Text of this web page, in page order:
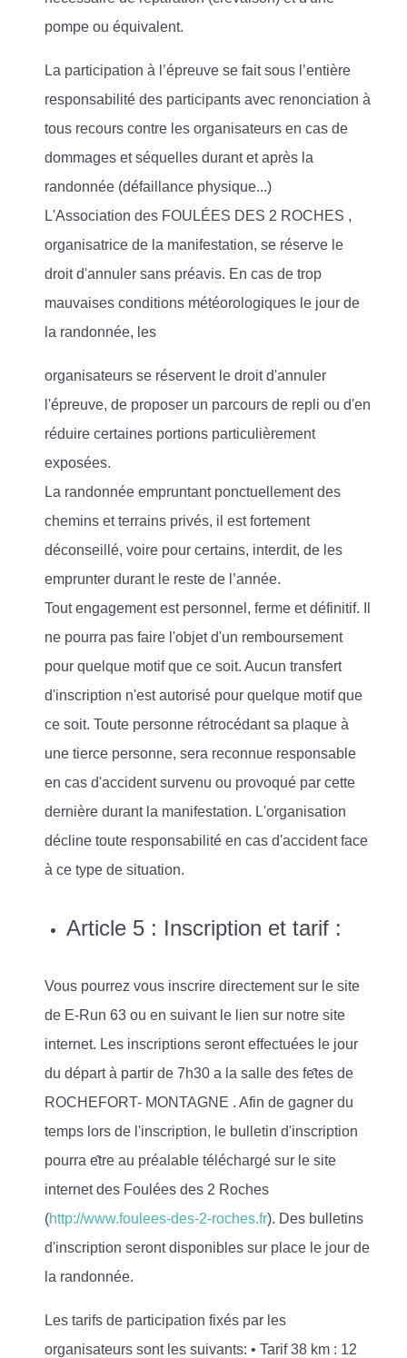
pompe ou équivalent.
La participation à l’épreuve se fait sous l’entière
responsabilité des participants avec renonciation à
tous recours contre les organisateurs en cas de
dommages et séquelles durant et après la
randonnée (défaillance physique...)
L'Association des FOULÉES DES 2 ROCHES ,
organisatrice de la manifestation, se réserve le
droit d'annuler sans préavis. En cas de trop
mauvaises conditions météorologiques le jour de
la randonnée, les
organisateurs se réservent le droit d'annuler
l'épreuve, de proposer un parcours de repli ou d'en
réduire certaines portions particulièrement
exposées.
La randonnée empruntant ponctuellement des
chemins et terrains privés, il est fortement
déconseillé, voire pour certains, interdit, de les
emprunter durant le reste de l’année.
Tout engagement est personnel, ferme et définitif. Il
ne pourra pas faire l'objet d'un remboursement
pour quelque motif que ce soit. Aucun transfert
d'inscription n'est autorisé pour quelque motif que
ce soit. Toute personne rétrocédant sa plaque à
une tierce personne, sera reconnue responsable
en cas d'accident survenu ou provoqué par cette
dernière durant la manifestation. L'organisation
décline toute responsabilité en cas d'accident face
à ce type de situation.
Article 5 : Inscription et tarif :
Vous pourrez vous inscrire directement sur le site
de E-Run 63 ou en suivant le lien sur notre site
internet. Les inscriptions seront effectuées le jour
du départ à partir de 7h30 a la salle des fetes de
ROCHEFORT- MONTAGNE . Afin de gagner du
temps lors de l'inscription, le bulletin d'inscription
pourra etre au préalable téléchargé sur le site
internet des Foulées des 2 Roches
(http://www.foulees-des-2-roches.fr). Des bulletins
d'inscription seront disponibles sur place le jour de
la randonnée.
Les tarifs de participation fixés par les
organisateurs sont les suivants: • Tarif 38 km : 12